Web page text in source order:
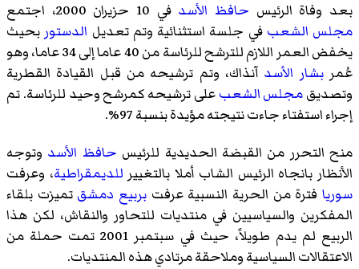
بعد وفاة الرئيس حافظ الأسد في 10 حزيران 2000، اجتمع
مجلس الشعب في جلسة استثنائية وتم تعديل الدستور بحيث
يخفض العمر اللازم للترشح للرئاسة من 40 عاما إلى 34 عاما، وهو
عُمربشار الأسد آنذاك، وتم ترشيحه من قبل القيادة القطرية
وتصديقمجلس الشعبعلى ترشيحه كمرشح وحيد للرئاسة. تم
إجراء استفتاء جاءت نتيجته مؤيدة بنسبة 97%.
منح التحرر من القبضة الحديدية للرئيس حافظ الأسد وتوجه
الأنظار بانجاه الرئيس الشاب أملا بالتغيير للديمقراطية، وعرفت
سوريافترة من الحرية النسبية عرفت بربيع دمشق تميزت بلقاء
المفكرين والسياسيين في منتديات للتحاور والنقاش، لكن هذا
الربيع لم يدم طويلاً، حيث في سبتمبر 2001 تمت حملة من
الاعتقالات السياسية وملاحقة مرتادي هذه المنتديات.